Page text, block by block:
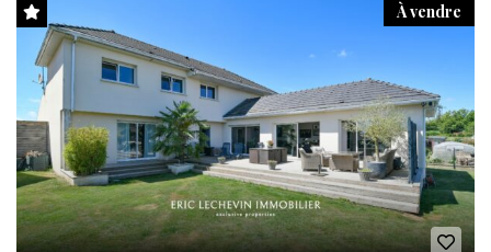
À vendre